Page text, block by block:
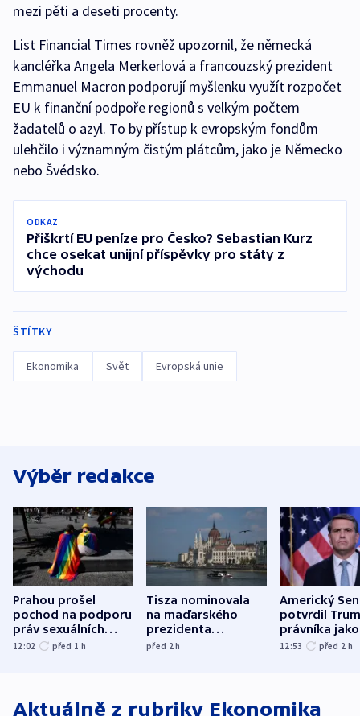
mezi pěti a deseti procenty.
List Financial Times rovněž upozornil, že německá
kancléřka Angela Merkerlová a francouzský prezident
Emmanuel Macron podporují myšlenku využít rozpočet
EU k finanční podpoře regionů s velkým počtem
žadatelů o azyl. To by přístup k evropským fondům
ulehčilo i významným čistým plátcům, jako je Německo
nebo Švédsko.
ODKAZ
Přiškrtí EU peníze pro Česko? Sebastian Kurz
chce osekat unijní příspěvky pro státy z
východu
ŠTÍTKY
Ekonomika Svět Evropská unie
Výběr redakce
Prahou prošel
pochod na podporu
práv sexuálních
menšin
12:02 před 1 h
Tisza nominovala
na maďarského
prezidenta
bývalého šéfa
před 2h
Americký
potvrdil
právníka jako
ministra
12:53 před 2 h
Aktuálně z rubriky Ekonomika